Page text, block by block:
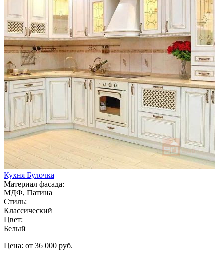
Кухня Булочка
Материал фасада:
МДФ, Патина
Стиль:
Классический
Цвет:
Белый
Цена: от 36 000 руб.